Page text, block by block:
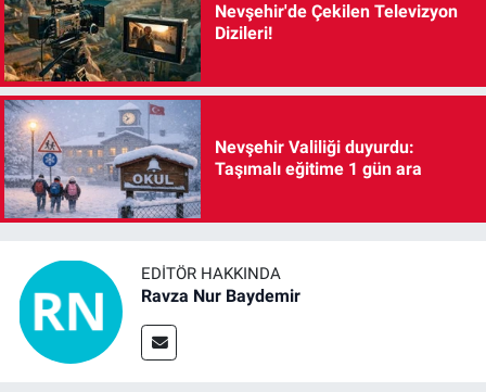
Nevşehir'de Çekilen Televizyon
Dizileri!
Nevşehir Valiliği duyurdu:
Taşımalı eğitime 1 gün ara
EDITÖR HAKKINDA
Ravza Nur Baydemir